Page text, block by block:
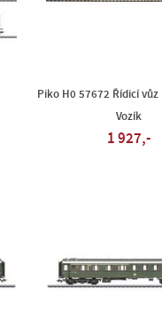
Piko H0 57672 Řídicí
Vozík
1 927,-